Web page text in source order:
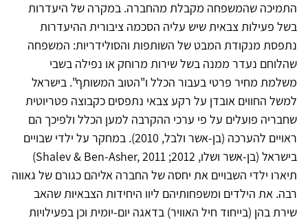
התמיכה שהמשפחה מקבלת מהחברה. במקרה של היעדרות
בשל פעילות צבאית שיש עליה הסכמה ציבורית ההיעדרות
נתפסת מנקודת המבט של השותפות והסולידריות: המשפחה
שהלוחם נעדר ממנה בשל שירות מרוחק או נפילה בשבי
משלמת מחיר פרטי בעבור הכלל ו"הטוב המשותף". בישראל
למשל החווים אובדן על רקע צבאי נתפסים כקבוצה פטריוטית
שחבריה פועלים על פי ערכי ההקרבה למען הכלל ולפיכך הם
ראויים להערכה (בן-אשר ולבל, 2010). במחקר על ילדי שבויים
בישראל (בן-אשר ושלו, 2012; Shalev & Ben-Asher, 2011)
תיארו ילדי השבויים את יחסה של החברה אליהם כגורם של גאווה
רבה. את הילדים ומשפחותיהם ליוו היחידות הצבאיות שהאב
שירת בהן (בייחוד חיל האוויר) בדאגה יום-יומית וכן בפעילויות